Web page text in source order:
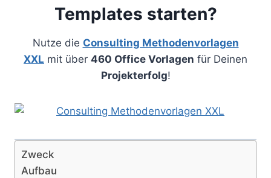
Templates starten?
Nutze die Consulting Methodenvorlagen
XXL mit über 460 Office Vorlagen für Deinen
Projekterfolg!
Zweck
Aufbau